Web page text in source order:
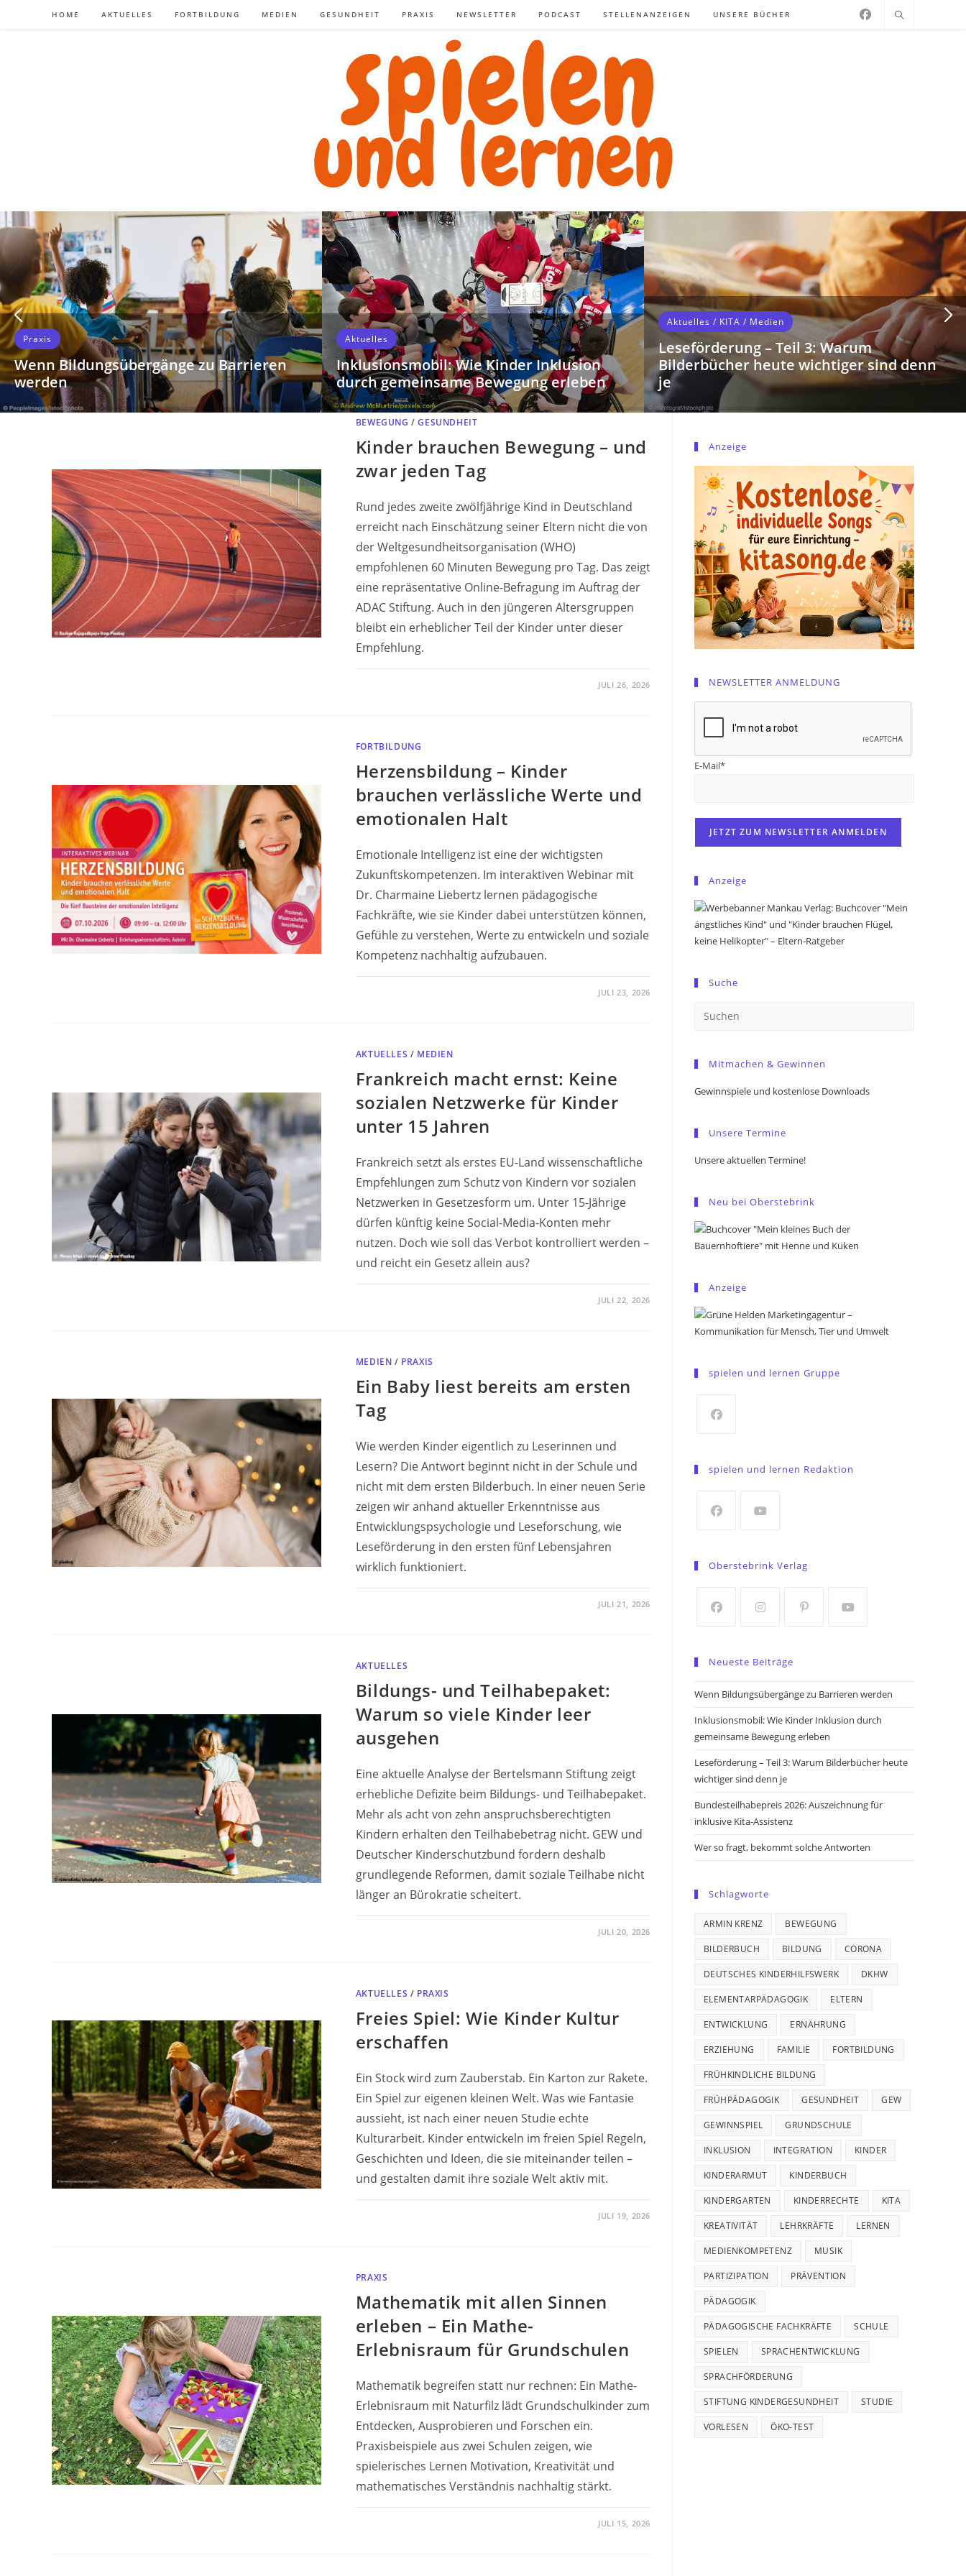
HOME AKTUELLES FORTBILDUNG MEDIEN GESUNDHEIT PRAXIS NEWSLETTER PODCAST STELLENANZEIGEN UNSERE BÜCHER
Aktuelles
Bundesteilhabepreis 2026: Auszeichnung
für inklusive Kita-Assistenz
Ein ausgezeichnetes Projekt macht vor, wie Inklusion
Behinderungen zur Kita-Assistenz mit dem 3. Preis
ausgezeichnet.
WEITERLESEN
Aktuelles
Wer so fragt, bekommt solche Antworten
Der Bericht der Expertenkommission überzeugt mit
weitreichenden Vorschlägen zum Schutz von Kindern
in der digitalen Welt. Zugleich zeigt unser Beitrag,
dass die entscheidende bildungspolitische Frage noch
der Digitalisierung – oder bei den
Entwicklungsbedürfnissen des Kindes? Der Blick nach
Europa spricht für einen Perspektivwechsel.
WEITERLESEN
Aktuelles Schule
Ein langer Schultag mit großen
Erwartungen
Mit dem Rechtsanspruch auf Ganztagsbetreuung
Politik den Ausbau als Meilenstein bewertet, mahnen
Gewerkschaften verbindliche Qualitätsstandards,
mehr Fachkräfte und eine verlässliche Finanzierung
WEITERLESEN
BEWEGUNG /GESUNDHEIT
Kinder brauchen Bewegung – und
zwar jeden Tag
Rund jedes zweite zwölfjährige Kind in Deutschland
erreicht nach Einschätzung seiner Eltern nicht die von
der Weltgesundheitsorganisation (WHO)
empfohlenen 60 Minuten Bewegung pro Tag. Das zeigt
eine repräsentative Online-Befragung im Auftrag der
ADAC Stiftung. Auch in den jüngeren Altersgruppen
bleibt ein erheblicher Teil der Kinder unter dieser
Empfehlung.
JULI 26, 2026
FORTBILDUNG
Herzensbildung – Kinder
brauchen verlässliche Werte und
emotionalen Halt
Emotionale Intelligenz ist eine der wichtigsten
Zukunftskompetenzen. Im interaktiven Webinar mit
Dr. Charmaine Liebertz lernen pädagogische
Fachkräfte, wie sie Kinder dabei unterstützen können,
Gefühle zu verstehen, Werte zu entwickeln und soziale
Kompetenz nachhaltig aufzubauen.
JULI 23, 2026
AKTUELLES / MEDIEN
Frankreich macht ernst: Keine
sozialen Netzwerke für Kinder
unter 15 Jahren
Frankreich setzt als erstes EU-Land wissenschaftliche
Empfehlungen zum Schutz von Kindern vor sozialen
Netzwerken in Gesetzesform um. Unter 15-Jährige
dürfen künftig keine Social-Media-Konten mehr
nutzen. Doch wie soll das Verbot kontrolliert werden –
und reicht ein Gesetz allein aus?
JULI 22, 2026
MEDIEN / PRAXIS
Ein Baby liest bereits am ersten
Tag
Wie werden Kinder eigentlich zu Leserinnen und
Lesern? Die Antwort beginnt nicht in der Schule und
nicht mit dem ersten Bilderbuch. In einer neuen Serie
zeigen wir anhand aktueller Erkenntnisse aus
Entwicklungspsychologie und Leseforschung, wie
Leseförderung in den ersten fünf Lebensjahren
wirklich funktioniert.
JULI 21, 2026
AKTUELLES
Bildungs- und Teilhabepaket:
Warum so viele Kinder leer
ausgehen
Eine aktuelle Analyse der Bertelsmann Stiftung zeigt
erhebliche Defizite beim Bildungs- und Teilhabepaket.
Mehr als acht von zehn anspruchsberechtigten
Kindern erhalten den Teilhabebetrag nicht. GEW und
Deutscher Kinderschutzbund fordern deshalb
grundlegende Reformen, damit soziale Teilhabe nicht
länger an Bürokratie scheitert.
JULI 20, 2026
AKTUELLES / PRAXIS
Freies Spiel: Wie Kinder Kultur
erschaffen
Ein Stock wird zum Zauberstab. Ein Karton zur Rakete.
Ein Spiel zur eigenen kleinen Welt. Was wie Fantasie
aussieht, ist nach einer neuen Studie echte
Kulturarbeit. Kinder entwickeln im freien Spiel Regeln,
Geschichten und Ideen, die sie miteinander teilen –
und gestalten damit ihre soziale Welt aktiv mit.
JULI 19, 2026
PRAXIS
Mathematik mit allen Sinnen
erleben – Ein Mathe-
Erlebnisraum für Grundschulen
Mathematik begreifen statt nur rechnen: Ein Mathe-
Erlebnisraum mit Naturfilz lädt Grundschulkinder zum
Entdecken, Ausprobieren und Forschen ein.
Praxisbeispiele aus zwei Schulen zeigen, wie
spielerisches Lernen Motivation, Kreativität und
mathematisches Verständnis nachhaltig stärkt.
JULI 15, 2026
Anzeige
NEWSLETTER ANMELDUNG
E-Mail*
Anzeige
Suche
Mitmachen & Gewinnen
Gewinnspiele und kostenlose Downloads
Unsere Termine
Unsere aktuellen Termine!
Neu bei Oberstebrink
Anzeige
spielen und lernen Gruppe
a
tab
spielen und lernen Redaktion
a
tab
Oberstebrink Verlag
a
new
a
new
new
Neueste Beiträge
Wenn Bildungsübergänge zu Barrieren werden
Inklusionsmobil: Wie Kinder Inklusion durch
gemeinsame Bewegung erleben
Leseförderung – Teil 3: Warum Bilderbücher heute
wichtiger sind denn je
Bundesteilhabepreis 2026: Auszeichnung für
inklusive Kita-Assistenz
Wer so fragt, bekommt solche Antworten
Schlagworte
ARMIN KRENZ BEWEGUNG
BILDERBUCH BILDUNG CORONA
DEUTSCHES KINDERHILFSWERK DKHW
ELEMENTARPÄDAGOGIK ELTERN
ENTWICKLUNG ERNÄHRUNG
ERZIEHUNG FAMILIE FORTBILDUNG
FRÜHKINDLICHE BILDUNG
FRÜHPÄDAGOGIK GESUNDHEIT GEW
GEWINNSPIEL GRUNDSCHULE
INKLUSION INTEGRATION KINDER
KINDERARMUT KINDERBUCH
KINDERGARTEN KINDERRECHTE KITA
KREATIVITÄT LEHRKRÄFTE LERNEN
MEDIENKOMPETENZ MUSIK
PARTIZIPATION PRÄVENTION
PÄDAGOGIK
PÄDAGOGISCHE FACHKRÄFTE SCHULE
SPIELEN SPRACHENTWICKLUNG
SPRACHFÖRDERUNG
STIFTUNG KINDERGESUNDHEIT STUDIE
VORLESEN ÖKO-TEST